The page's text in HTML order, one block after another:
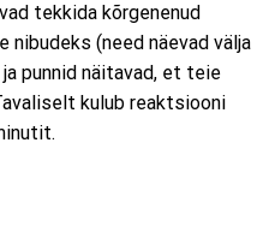
tekkida kõrgenenud
(need näevad välja
punnid näitavad, et teie
kulub reaktsiooni